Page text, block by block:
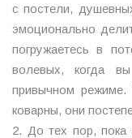
с постели,
эмоционально
погружаетесь в
волевых, когда
привычном
коварны, они
2. До тех пор, пока